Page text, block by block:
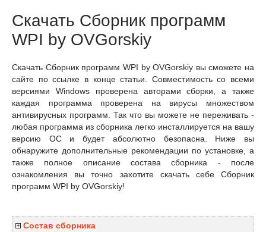
Скачать Сборник программ
WPI by OVGorskiy
Скачать Сборник программ WPI by OVGorskiy вы сможете на
сайте по ссылке в конце статьи. Совместимость со всеми
версиями Windows проверена авторами сборки, а также
каждая программа проверена на вирусы множеством
антивирусных программ. Так что вы можете не переживать -
любая программа из сборника легко инсталлируется на вашу
версию ОС и будет абсолютно безопасна. Ниже вы
обнаружите дополнительные рекомендации по установке, а
также полное описание состава сборника - после
ознакомления вы точно захотите скачать себе Сборник
программ WPI by OVGorskiy!
Состав сборника